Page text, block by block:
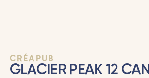
CRÉAPUB
GLACIER PEAK 12 CAN